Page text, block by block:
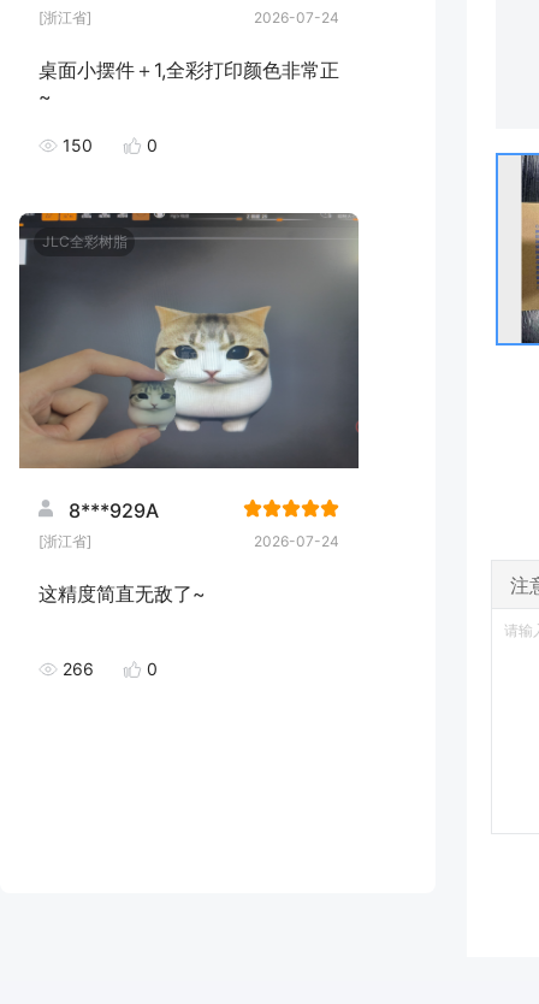
[浙江省] 2026-07-24
桌面小摆件＋1,全彩打印颜色非常正
~
150 0
JLC全彩树脂
8***929A
[浙江省] 2026-07-24
这精度简直无敌了~
266 0
注